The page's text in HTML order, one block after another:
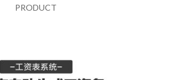
PRODUCT